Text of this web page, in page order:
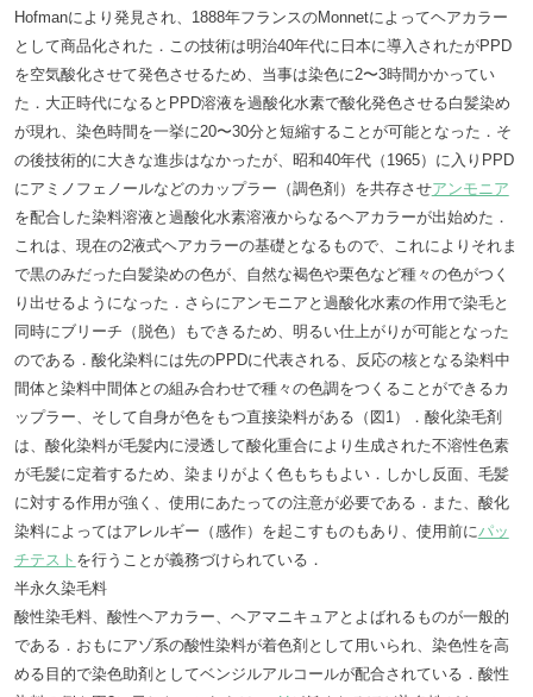
Hofmanにより発見され、1888年フランスのMonnetによってヘアカラー
として商品化された．この技術は明治40年代に日本に導入されたがPPD
を空気酸化させて発色させるため、当事は染色に2〜3時間かかってい
た．大正時代になるとPPD溶液を過酸化水素で酸化発色させる白髪染め
が現れ、染色時間を一挙に20〜30分と短縮することが可能となった．そ
の後技術的に大きな進歩はなかったが、昭和40年代（1965）に入りPPD
にアミノフェノールなどのカップラー（調色剤）を共存させアンモニア
を配合した染料溶液と過酸化水素溶液からなるヘアカラーが出始めた．
これは、現在の2液式ヘアカラーの基礎となるもので、これによりそれま
で黒のみだった白髪染めの色が、自然な褐色や栗色など種々の色がつく
り出せるようになった．さらにアンモニアと過酸化水素の作用で染毛と
同時にブリーチ（脱色）もできるため、明るい仕上がりが可能となった
のである．酸化染料には先のPPDに代表される、反応の核となる染料中
間体と染料中間体との組み合わせで種々の色調をつくることができるカ
ップラー、そして自身が色をもつ直接染料がある（図1）．酸化染毛剤
は、酸化染料が毛髪内に浸透して酸化重合により生成された不溶性色素
が毛髪に定着するため、染まりがよく色もちもよい．しかし反面、毛髪
に対する作用が強く、使用にあたっての注意が必要である．また、酸化
染料によってはアレルギー（感作）を起こすものもあり、使用前にパッ
チテスト を行うことが義務づけられている．
半永久染毛料
酸性染毛料、酸性ヘアカラー、ヘアマニキュアとよばれるものが一般的
である．おもにアゾ系の酸性染料が着色剤として用いられ、染色性を高
める目的で染色助剤としてベンジルアルコールが配合されている．酸性